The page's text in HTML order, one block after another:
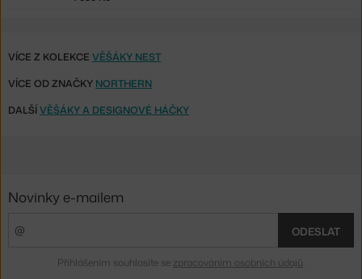
VÍCE Z KOLEKCE VĚŠÁKY NEST
VÍCE OD ZNAČKY NORTHERN
DALŠÍVĚŠÁKY A DESIGNOVÉ HÁČKY
Novinky e-mailem
ODESLAT
Přihlášením souhlasíte se zpracováním osobních údajů